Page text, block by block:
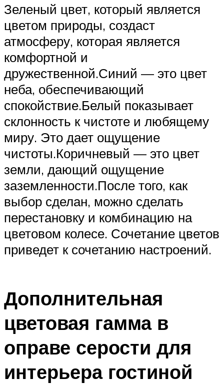
Зеленый цвет, который является
цветом природы, создаст
атмосферу, которая является
комфортной и
дружественной.Синий — это цвет
неба, обеспечивающий
спокойствие.Белый показывает
склонность к чистоте и любящему
миру. Это дает ощущение
чистоты.Коричневый — это цвет
земли, дающий ощущение
заземленности.После того, как
выбор сделан, можно сделать
перестановку и комбинацию на
цветовом колесе. Сочетание цветов
приведет к сочетанию настроений.
Дополнительная
цветовая гамма в
оправе серости для
интерьера гостиной